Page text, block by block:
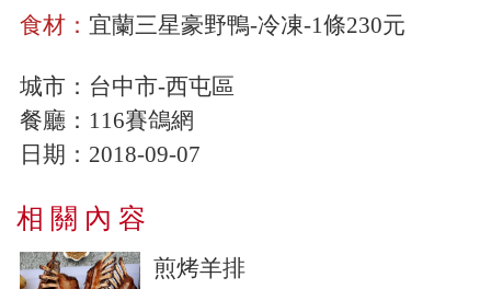
食材： 宜蘭三星豪野鴨-冷凍-1條230元
城市： 台中市-西屯區
餐廳： 116賽鴿網
日期： 2018-09-07
相 關 內 容
煎烤羊排